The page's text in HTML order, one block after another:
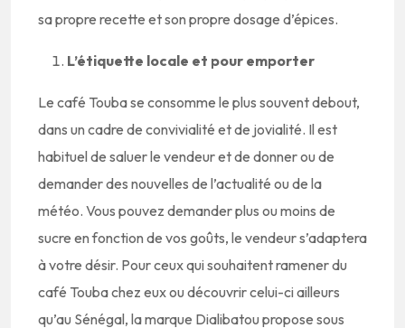
sa propre recette et son propre dosage d’épices.
L’étiquette locale et pour emporter
Le café Touba se consomme le plus souvent debout,
dans un cadre de convivialité et de jovialité. Il est
habituel de saluer le vendeur et de donner ou de
demander des nouvelles de l’actualité ou de la
météo. Vous pouvez demander plus ou moins de
sucre en fonction de vos goûts, le vendeur s’adaptera
à votre désir. Pour ceux qui souhaitent ramener du
café Touba chez eux ou découvrir celui-ci ailleurs
qu’au Sénégal, la marque Dialibatou propose sous